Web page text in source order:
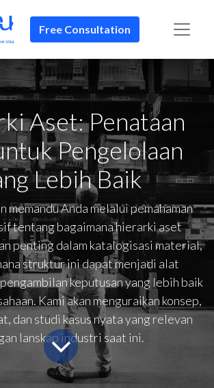
Free Consultation
Aset: Penataan
Pengelolaan
Lebih Baik
memandu Anda melalui pemahaman
tentang bagaimana hierarki aset
penting dalam katalogisasi material,
struktur ini dapat menjadi alat
keputusan yang lebih baik
Kami akan menguraikan konsep,
dan studi kasus nyata yang relevan
lanskap industri saat ini.